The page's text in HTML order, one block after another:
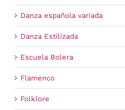
Carrito
Danza española variada
Danza Estilizada
Escuela Bolera
Flamenco
Folklore